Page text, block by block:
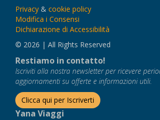
Privacy & cookie policy
Modifica i Consensi
Dichiarazione di Accessibilità
© 2026 | All Rights Reserved
Restiamo in contatto!
Iscriviti alla nostra newsletter per ricevere
aggiornamenti su offerte e informazioni utili.
Clicca qui per Iscriverti
Yana Viaggi